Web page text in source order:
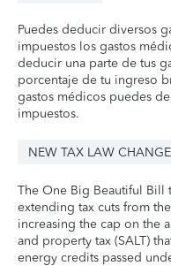
Puedes deducir diversos
impuestos los gastos
deducir una parte de tus
porcentaje de tu ingreso
gastos médicos puedes
impuestos.
NEW TAX LAW
The One Big Beautiful Bill
extending tax cuts from
increasing the cap on the
and property tax (SALT)
energy credits passed